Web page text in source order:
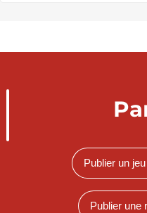
Publier un
Publier une